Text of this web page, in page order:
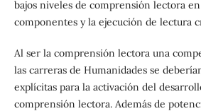
bajos niveles de comprensión lectora
componentes y la ejecución de lectura
Al ser la comprensión lectora una
las carreras de Humanidades se
explícitas para la activación del
comprensión lectora. Además de